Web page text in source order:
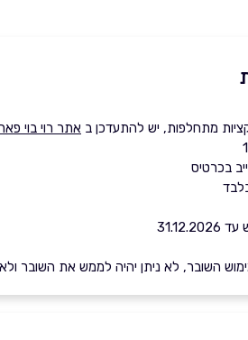
מתחלפות, יש להתעדכן ב אתר רוי בוי
בכרטיס
השובר, לא ניתן יהיה לממש את השובר ולא